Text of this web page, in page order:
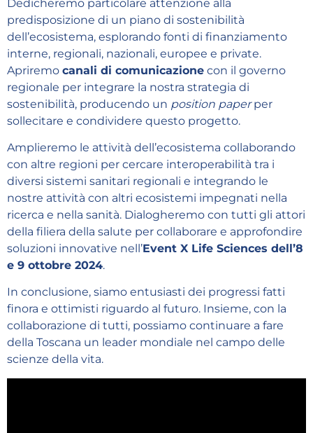
Dedicheremo particolare attenzione alla
predisposizione di un piano di sostenibilità
dell’ecosistema, esplorando fonti di finanziamento
interne, regionali, nazionali, europee e private.
Apriremo canali di comunicazione con il governo
regionale per integrare la nostra strategia di
sostenibilità, producendo un position paperper
sollecitare e condividere questo progetto.
Amplieremo le attività dell’ecosistema collaborando
con altre regioni per cercare interoperabilità tra i
diversi sistemi sanitari regionali e integrando le
nostre attività con altri ecosistemi impegnati nella
ricerca e nella sanità. Dialogheremo con tutti gli attori
della filiera della salute per collaborare e approfondire
soluzioni innovative nell’Event X Life Sciences dell’8
e 9 ottobre 2024.
In conclusione, siamo entusiasti dei progressi fatti
finora e ottimisti riguardo al futuro. Insieme, con la
collaborazione di tutti, possiamo continuare a fare
della Toscana un leader mondiale nel campo delle
scienze della vita.